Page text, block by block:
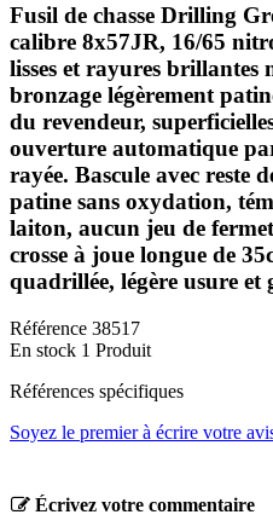
Fusil de chasse Drilling
calibre 8x57JR, 16/65
lisses et rayures brillantes
bronzage légèrement
du revendeur,
ouverture automatique
rayée. Bascule avec reste
patine sans oxydation,
laiton, aucun jeu de
crosse à joue longue de
quadrillée, légère usure et
Référence 38517
En stock 1 Produit
Références spécifiques
Soyez le premier à écrire votre
Écrivez votre commentaire